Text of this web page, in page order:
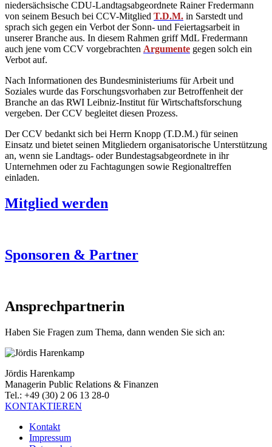
niedersächsische CDU-Landtagsabgeordnete Rainer Fredermann
von seinem Besuch bei CCV-Mitglied T.D.M. in Sarstedt und
sprach sich gegen ein Verbot der Sonn- und Feiertagsarbeit in
unserer Branche aus. In diesem Rahmen griff MdL Fredermann
auch jene vom CCV vorgebrachten Argumente gegen solch ein
Verbot auf.
Nach Informationen des Bundesministeriums für Arbeit und
Soziales wurde das Forschungsvorhaben zur Betroffenheit der
Branche an das RWI Leibniz-Institut für Wirtschaftsforschung
vergeben. Der CCV begleitet diesen Prozess.
Der CCV bedankt sich bei Herrn Knopp (T.D.M.) für seinen
Einsatz und bietet seinen Mitgliedern organisatorische Unterstützung
an, wenn sie Landtags- oder Bundestagsabgeordnete in ihr
Unternehmen oder zu Fachtagungen sowie Regionaltreffen
einladen.
Mitglied werden
Sponsoren & Partner
Ansprechpartnerin
Haben Sie Fragen zum Thema, dann wenden Sie sich an:
Jördis Harenkamp
Managerin Public Relations & Finanzen
Tel.: +49 (30) 2 06 13 28-0
KONTAKTIEREN
Kontakt
Impressum